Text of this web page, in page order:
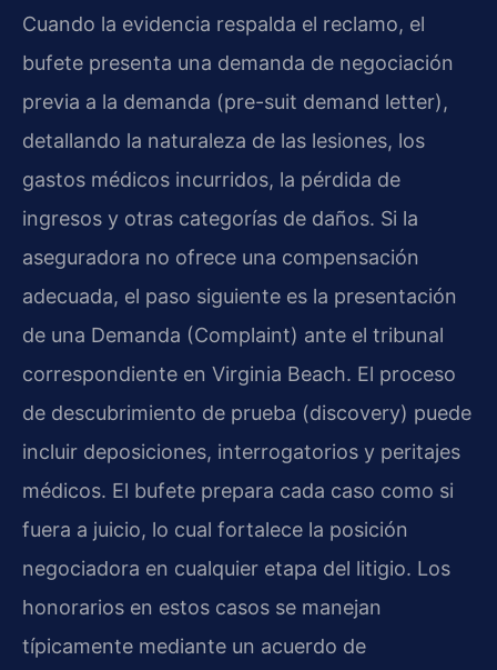
Cuando la evidencia respalda el reclamo, el
bufete presenta una demanda de negociación
previa a la demanda (pre-suit demand letter),
detallando la naturaleza de las lesiones, los
gastos médicos incurridos, la pérdida de
ingresos y otras categorías de daños. Si la
aseguradora no ofrece una compensación
adecuada, el paso siguiente es la presentación
de una Demanda (Complaint) ante el tribunal
correspondiente en Virginia Beach. El proceso
de descubrimiento de prueba (discovery) puede
incluir deposiciones, interrogatorios y peritajes
médicos. El bufete prepara cada caso como si
fuera a juicio, lo cual fortalece la posición
negociadora en cualquier etapa del litigio. Los
honorarios en estos casos se manejan
típicamente mediante un acuerdo de